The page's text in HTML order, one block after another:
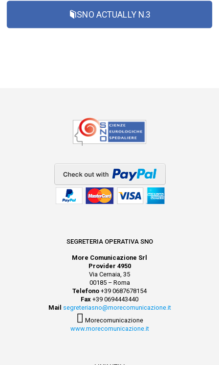
SNO ACTUALLY N.3
SEGRETERIA OPERATIVA SNO
More Comunicazione Srl
Provider 4950
Via Cernaia, 35
00185 – Roma
Telefono +39 0687678154
Fax +39 0694443440
Mail segreteriasno@morecomunicazione.it
Morecomunicazione
www.morecomunicazione.it